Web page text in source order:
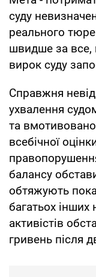
суду
реального
швидше за все,
вирок суду
Справжня
ухвалення
та
всебічної
балансу
обтяжують
багатьох
активістів
гривень після